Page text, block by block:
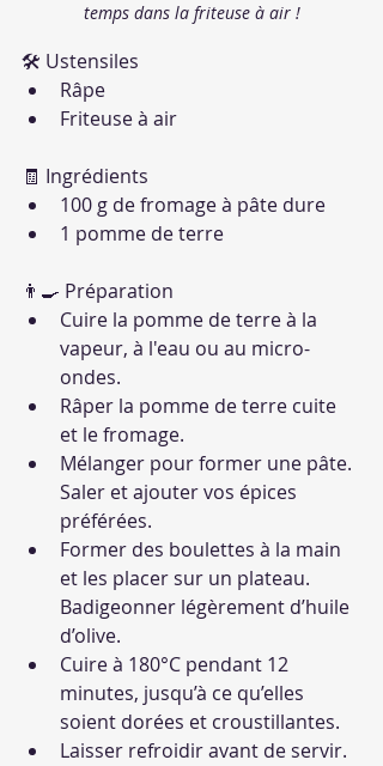
temps dans la friteuse à air !
🛠 Ustensiles
Râpe
Friteuse à air
🧾 Ingrédients
100 g de fromage à pâte dure
1 pomme de terre
👨‍🍳 Préparation
Cuire la pomme de terre à la
vapeur, à l'eau ou au micro-
ondes.
Râper la pomme de terre cuite
et le fromage.
Mélanger pour former une pâte.
Saler et ajouter vos épices
préférées.
Former des boulettes à la main
et les placer sur un plateau.
Badigeonner légèrement d’huile
d’olive.
Cuire à 180°C pendant 12
minutes, jusqu’à ce qu’elles
soient dorées et croustillantes.
Laisser refroidir avant de servir.